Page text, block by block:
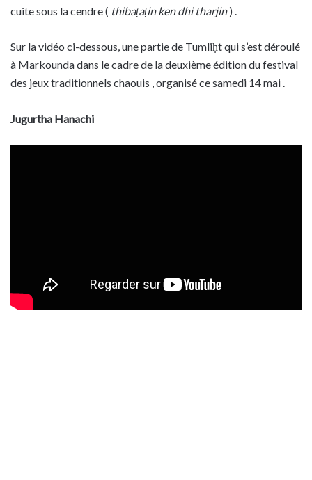
cuite sous la cendre ( thibaṭaṭin ken dhi tharjin) .
Sur la vidéo ci-dessous, une partie de Tumliḥt qui s’est déroulé
à Markounda dans le cadre de la deuxième édition du festival
des jeux traditionnels chaouis , organisé ce samedi 14 mai .
Jugurtha Hanachi